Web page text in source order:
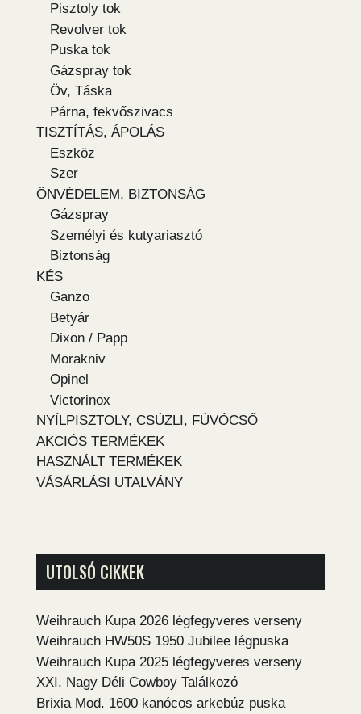
Pisztoly tok
Revolver tok
Puska tok
Gázspray tok
Öv, Táska
Párna, fekvőszivacs
TISZTÍTÁS, ÁPOLÁS
Eszköz
Szer
ÖNVÉDELEM, BIZTONSÁG
Gázspray
Személyi és kutyariasztó
Biztonság
KÉS
Ganzo
Betyár
Dixon / Papp
Morakniv
Opinel
Victorinox
NYÍLPISZTOLY, CSÚZLI, FÚVÓCSŐ
AKCIÓS TERMÉKEK
HASZNÁLT TERMÉKEK
VÁSÁRLÁSI UTALVÁNY
UTOLSÓ CIKKEK
Weihrauch Kupa 2026 légfegyveres verseny
Weihrauch HW50S 1950 Jubilee légpuska
Weihrauch Kupa 2025 légfegyveres verseny
XXI. Nagy Déli Cowboy Találkozó
Brixia Mod. 1600 kanócos arkebúz puska